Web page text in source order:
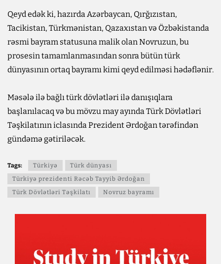
Qeyd edək ki, hazırda Azərbaycan, Qırğızıstan,
Tacikistan, Türkmənistan, Qazaxıstan və Özbəkistanda
rəsmi bayram statusuna malik olan Novruzun, bu
prosesin tamamlanmasından sonra bütün türk
dünyasının ortaq bayramı kimi qeyd edilməsi hədəflənir.
Məsələ ilə bağlı türk dövlətləri ilə danışıqlara
başlanılacaq və bu mövzu may ayında Türk Dövlətləri
Təşkilatının iclasında Prezident Ərdoğan tərəfindən
gündəmə gətiriləcək.
Tags: Türkiyə
Türk dünyası
Türkiyə prezidenti Rəcəb Tayyib Ərdoğan
Türk Dövlətləri Təşkilatı
Novruz bayramı